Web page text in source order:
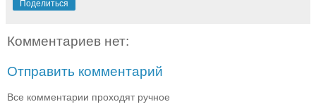
Поделиться
Комментариев нет:
Отправить комментарий
Все комментарии проходят ручное